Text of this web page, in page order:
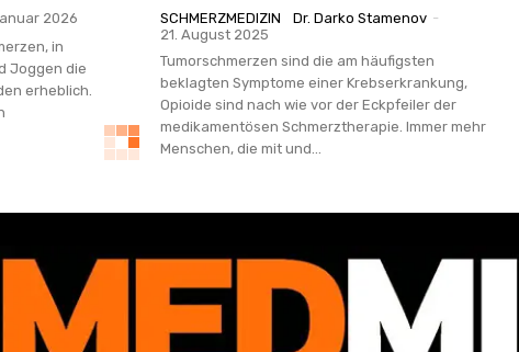
2026
in
Joggen die
erheblich.
SCHMERZMEDIZIN Dr. Darko Stamenov -
21. August 2025
Tumorschmerzen sind die am häufigsten
beklagten Symptome einer Krebserkrankung,
Opioide sind nach wie vor der Eckpfeiler der
medikamentösen Schmerztherapie. Immer mehr
Menschen, die mit und...